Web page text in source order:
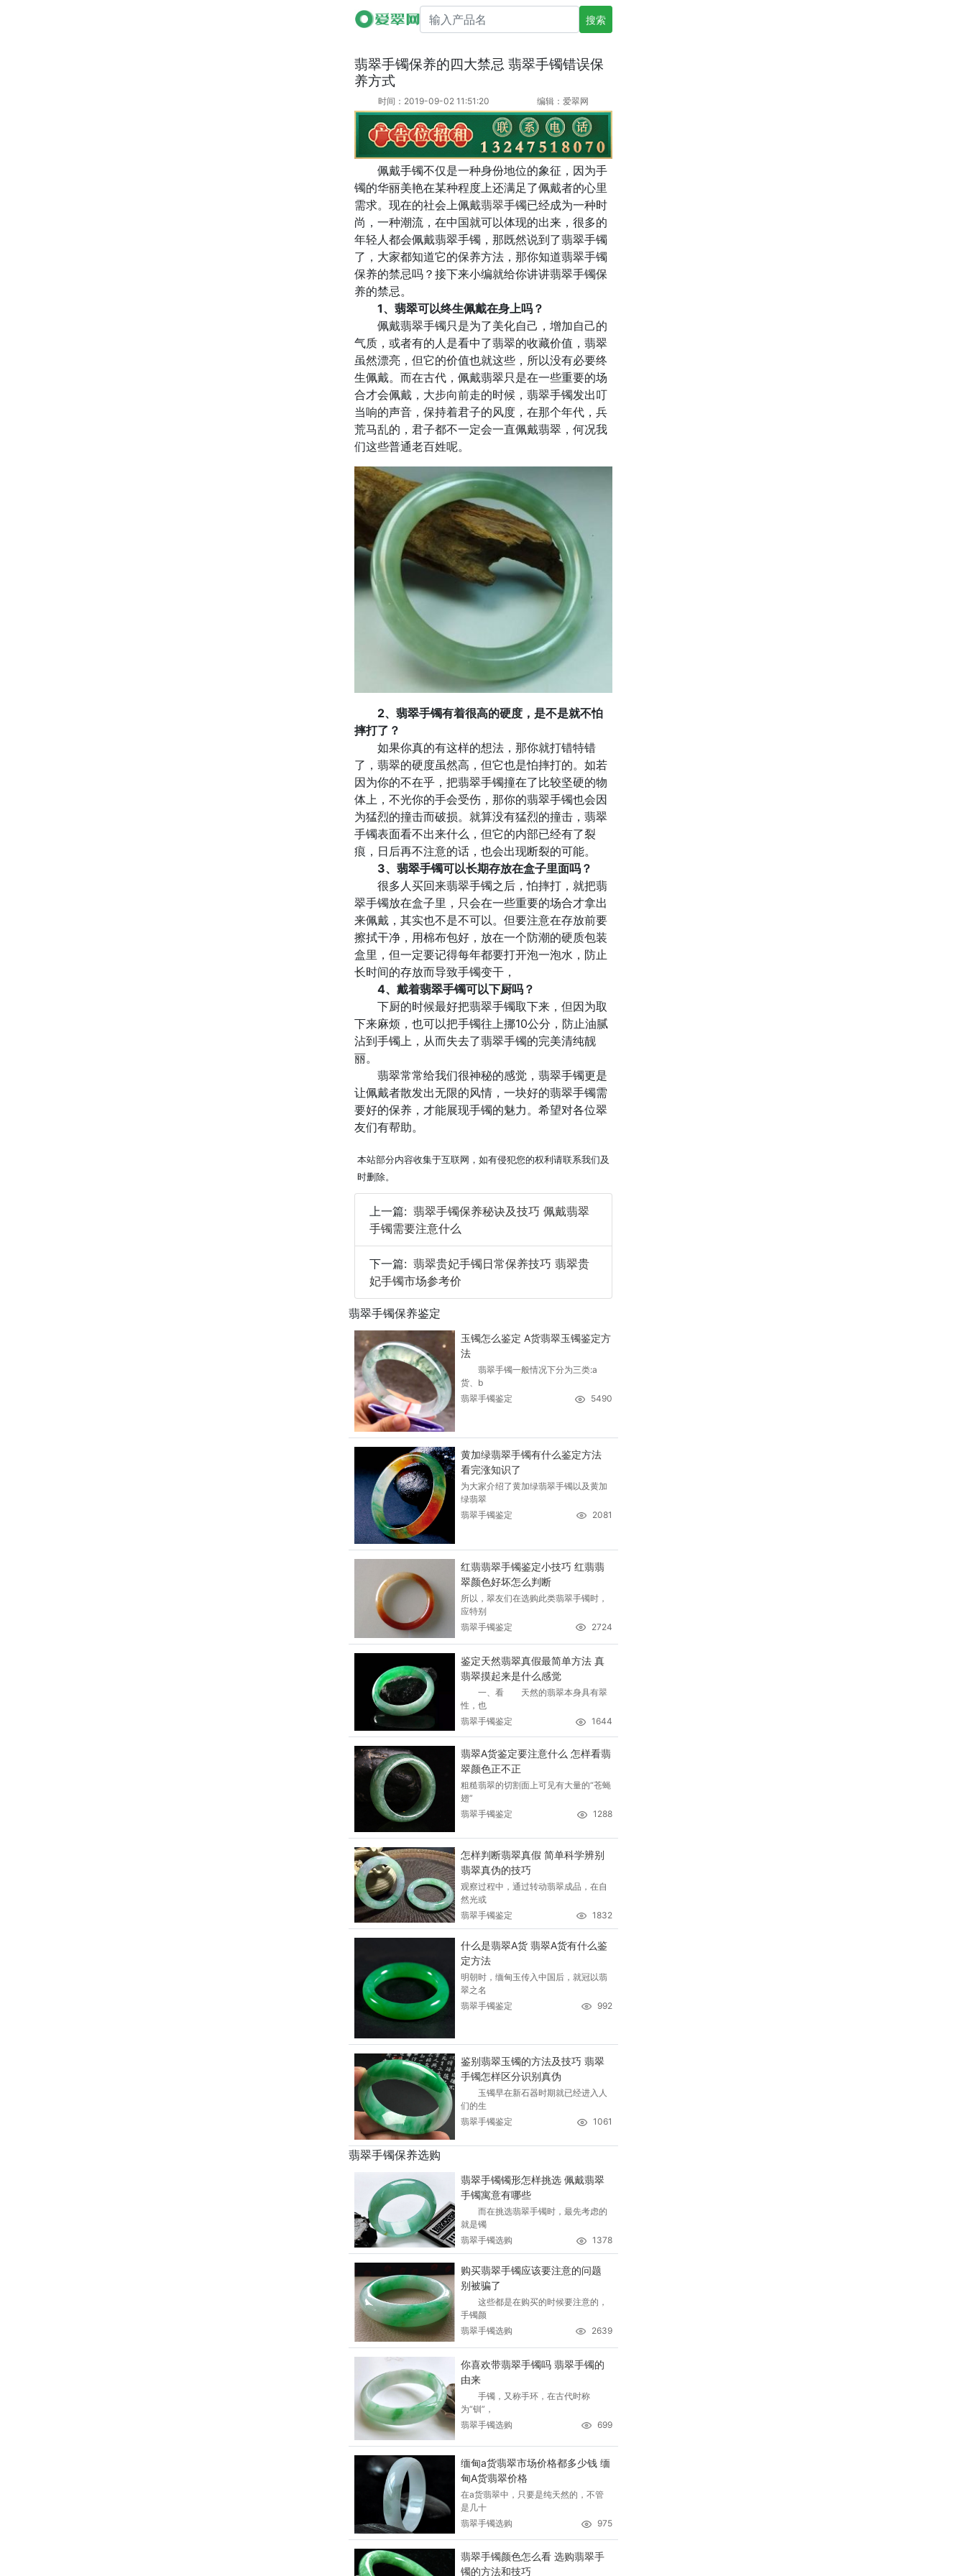
搜索产品名
翡翠手镯保养的四大禁忌 翡翠手镯错误保
养方式
时间：2019-09-02 11:51:20 编辑：爱翠网
佩戴手镯不仅是一种身份地位的象征，因为手
镯的华丽美艳在某种程度上还满足了佩戴者的心里
需求。现在的社会上佩戴翡翠手镯已经成为一种时
尚，一种潮流，在中国就可以体现的出来，很多的
年轻人都会佩戴翡翠手镯，那既然说到了翡翠手镯
了，大家都知道它的保养方法，那你知道翡翠手镯
保养的禁忌吗？接下来小编就给你讲讲翡翠手镯保
养的禁忌。
1、翡翠可以终生佩戴在身上吗？
佩戴翡翠手镯只是为了美化自己，增加自己的
气质，或者有的人是看中了翡翠的收藏价值，翡翠
虽然漂亮，但它的价值也就这些，所以没有必要终
生佩戴。而在古代，佩戴翡翠只是在一些重要的场
合才会佩戴，大步向前走的时候，翡翠手镯发出叮
当响的声音，保持着君子的风度，在那个年代，兵
荒马乱的，君子都不一定会一直佩戴翡翠，何况我
们这些普通老百姓呢。
2、翡翠手镯有着很高的硬度，是不是就不怕
摔打了？
如果你真的有这样的想法，那你就打错特错
了，翡翠的硬度虽然高，但它也是怕摔打的。如若
因为你的不在乎，把翡翠手镯撞在了比较坚硬的物
体上，不光你的手会受伤，那你的翡翠手镯也会因
为猛烈的撞击而破损。就算没有猛烈的撞击，翡翠
手镯表面看不出来什么，但它的内部已经有了裂
痕，日后再不注意的话，也会出现断裂的可能。
3、翡翠手镯可以长期存放在盒子里面吗？
很多人买回来翡翠手镯之后，怕摔打，就把翡
翠手镯放在盒子里，只会在一些重要的场合才拿出
来佩戴，其实也不是不可以。但要注意在存放前要
擦拭干净，用棉布包好，放在一个防潮的硬质包装
盒里，但一定要记得每年都要打开泡一泡水，防止
长时间的存放而导致手镯变干，
4、戴着翡翠手镯可以下厨吗？
下厨的时候最好把翡翠手镯取下来，但因为取
下来麻烦，也可以把手镯往上挪10公分，防止油腻
沾到手镯上，从而失去了翡翠手镯的完美清纯靓
丽。
翡翠常常给我们很神秘的感觉，翡翠手镯更是
让佩戴者散发出无限的风情，一块好的翡翠手镯需
要好的保养，才能展现手镯的魅力。希望对各位翠
友们有帮助。
本站部分内容收集于互联网，如有侵犯您的权利请联系我们及
时删除。
上一篇: 翡翠手镯保养秘诀及技巧 佩戴翡翠
手镯需要注意什么
下一篇: 翡翠贵妃手镯日常保养技巧 翡翠贵
妃手镯市场参考价
翡翠手镯保养鉴定
玉镯怎么鉴定 A货翡翠玉镯鉴定方
法
翡翠手镯一般情况下分为三类:a
货、b
翡翠手镯鉴定
5490
黄加绿翡翠手镯有什么鉴定方法
看完涨知识了
为大家介绍了黄加绿翡翠手镯以及黄加
绿翡翠
翡翠手镯鉴定
2081
红翡翡翠手镯鉴定小技巧 红翡翡
翠颜色好坏怎么判断
所以，翠友们在选购此类翡翠手镯时，
应特别
翡翠手镯鉴定
2724
鉴定天然翡翠真假最简单方法 真
翡翠摸起来是什么感觉
一、看 天然的翡翠本身具有翠
性，也
翡翠手镯鉴定
1644
翡翠A货鉴定要注意什么 怎样看翡
翠颜色正不正
粗糙翡翠的切割面上可见有大量的“苍蝇
翅”
翡翠手镯鉴定
1288
怎样判断翡翠真假 简单科学辨别
翡翠真伪的技巧
观察过程中，通过转动翡翠成品，在自
然光或
翡翠手镯鉴定
1832
什么是翡翠A货 翡翠A货有什么鉴
定方法
明朝时，缅甸玉传入中国后，就冠以翡
翠之名
翡翠手镯鉴定
992
鉴别翡翠玉镯的方法及技巧 翡翠
手镯怎样区分识别真伪
玉镯早在新石器时期就已经进入人
们的生
翡翠手镯鉴定
1061
翡翠手镯保养选购
翡翠手镯镯形怎样挑选 佩戴翡翠
手镯寓意有哪些
而在挑选翡翠手镯时，最先考虑的
就是镯
翡翠手镯选购
1378
购买翡翠手镯应该要注意的问题
别被骗了
这些都是在购买的时候要注意的，
手镯颜
翡翠手镯选购
2639
你喜欢带翡翠手镯吗 翡翠手镯的
由来
手镯，又称手环，在古代时称
为“钏”，
翡翠手镯选购
699
缅甸a货翡翠市场价格都多少钱 缅
甸A货翡翠价格
在a货翡翠中，只要是纯天然的，不管
是几十
翡翠手镯选购
975
翡翠手镯颜色怎么看 选购翡翠手
镯的方法和技巧